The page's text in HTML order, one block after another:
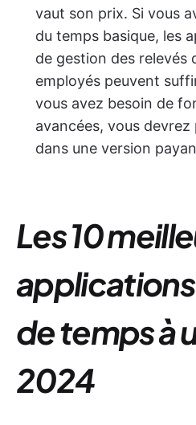
vaut son prix. Si vous
du temps basique, les
de gestion des relevés
employés peuvent
vous avez besoin de
avancées, vous
dans une version
Les 10
de temps à
2024